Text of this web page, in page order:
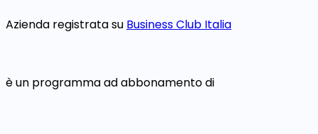
Azienda registrata su Business Club Italia
è un programma ad abbonamento di